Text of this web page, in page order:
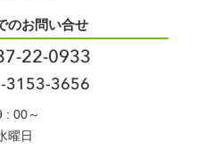
のお問い合せ
: 00～
曜日